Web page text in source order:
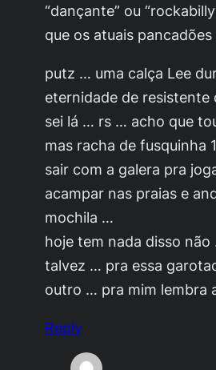
“dançante” ou
que os atuais
putz … uma calça Lee
eternidade de resistente
sei lá … rs … acho que
mas racha de fusquinha
sair com a galera pra
acampar nas praias e
mochila …
hoje tem nada disso
talvez … pra essa
outro … pra mim lembra
Reply